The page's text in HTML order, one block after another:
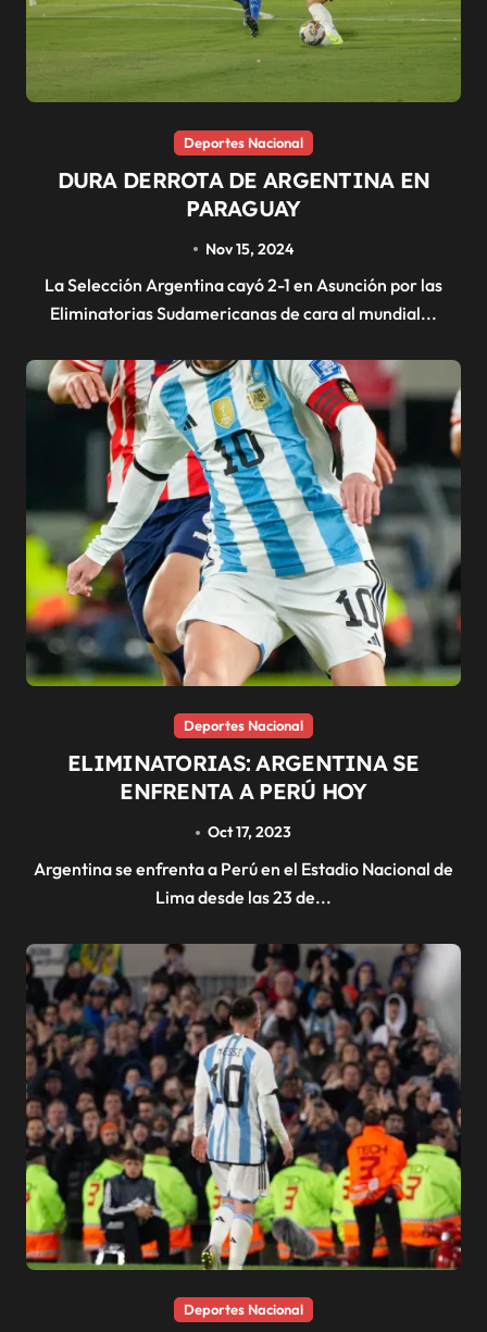
Deportes Nacional
DURA DERROTA DE ARGENTINA EN
PARAGUAY
Nov 15, 2024
La Selección Argentina cayó 2-1 en Asunción por las
Eliminatorias Sudamericanas de cara al mundial...
Deportes Nacional
ELIMINATORIAS: ARGENTINA SE
ENFRENTA A PERÚ HOY
Oct 17, 2023
Argentina se enfrenta a Perú en el Estadio Nacional de
Lima desde las 23 de...
Deportes Nacional